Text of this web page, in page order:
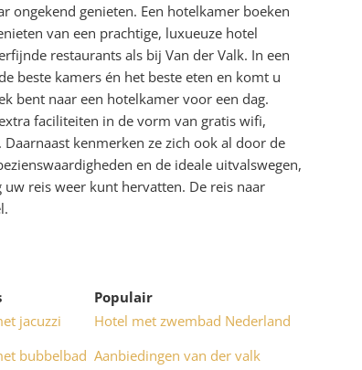
ongekend genieten. Een hotelkamer boeken
van een prachtige, luxueuze hotel
restaurants als bij Van der Valk. In een
beste kamers én het beste eten en komt u
bent naar een hotelkamer voor een dag.
faciliteiten in de vorm van gratis wifi,
kenmerken ze zich ook al door de
en de ideale uitvalswegen,
reis weer kunt hervatten. De reis naar
Populair
jacuzzi
Hotel met zwembad Nederland
bubbelbad Aanbiedingen van der valk